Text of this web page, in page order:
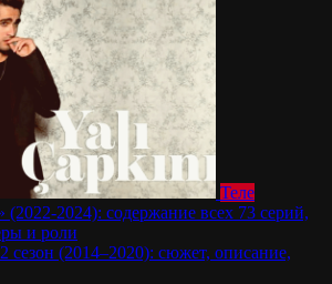
Теле
2024): содержание всех 73 серий,
и роли
сезон (2014–2020): сюжет, описание,